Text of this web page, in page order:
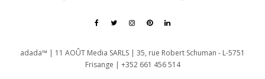
adada™ | 11 AOÛT Media SARLS | 35, rue Robert Schuman - L-5751
Frisange | +352 661 456 514